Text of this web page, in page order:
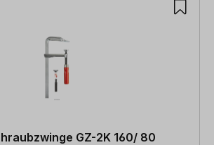
GZ-2K 160/ 80